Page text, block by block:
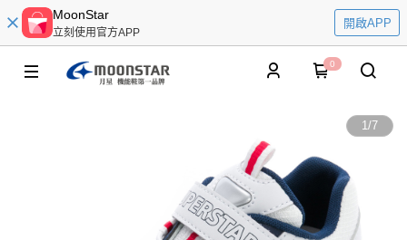
MoonStar
立刻使用官方APP
開啟APP
0
1/7